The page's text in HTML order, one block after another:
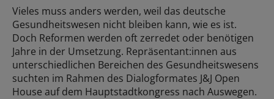
Vieles muss anders werden, weil das deutsche
Gesundheitswesen nicht bleiben kann, wie es ist.
Doch Reformen werden oft zerredet oder benötigen
Jahre in der Umsetzung. Repräsentant:innen aus
unterschiedlichen Bereichen des Gesundheitswesens
suchten im Rahmen des Dialogformates J&J Open
House auf dem Hauptstadtkongress nach Auswegen.